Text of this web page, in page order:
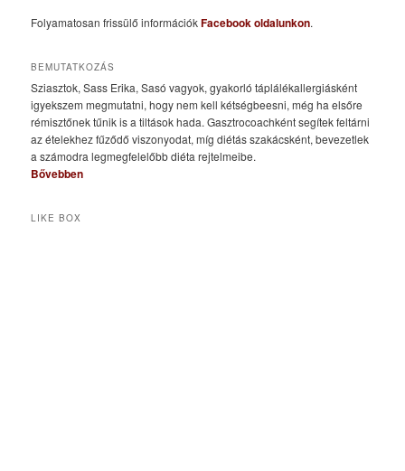
Folyamatosan frissülő információkFacebook oldalunkon.
BEMUTATKOZÁS
Sziasztok, Sass Erika, Sasó vagyok, gyakorló táplálékallergiásként
igyekszem megmutatni, hogy nem kell kétségbeesni, még ha elsőre
rémisztőnek tűnik is a tiltások hada. Gasztrocoachként segítek feltárni
az ételekhez fűződő viszonyodat, míg diétás szakácsként, bevezetlek
a számodra legmegfelelőbb diéta rejtelmeibe.
Bővebben
LIKE BOX